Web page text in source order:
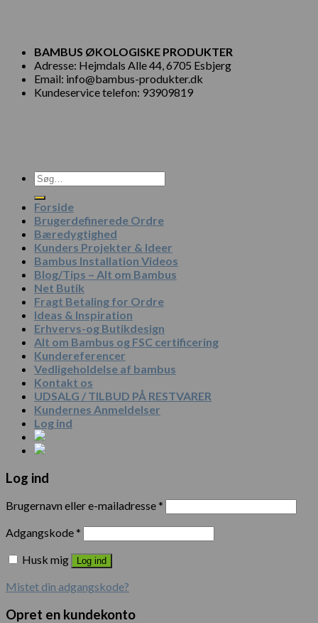
BAMBUS ØKOLOGISKE PRODUKTER
Adresse: Hejmdals Alle 44, 6705 Esbjerg
Email: info@bambus-produkter.dk
Kundeservice telefon: 93909819
Søg
efter:
Forside
Brugerdefinerede Ordre
Bæredygtighed
Kunders Projekter & Ideer
Bambus Installation Videos
Blog/Tips – Alt om Bambus
Net Butik
Fragt Betaling for Ordre
Ideas & Inspiration
Erhvervs-og Butikdesign
Alt om Bambus og FSC certificering
Kundereferencer
Vedligeholdelse af bambus
Kontakt os
UDSALG / TILBUD PÅ RESTVARER
Kundernes Anmeldelser
Log ind
Log ind
Brugernavn eller e-mailadresse*
Adgangskode*
Husk mig
Log ind
Mistet din adgangskode?
Opret en kundekonto